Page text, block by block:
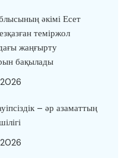
әкімі Есет
теміржол
жаңғырту
бақылады
– әр азаматтың